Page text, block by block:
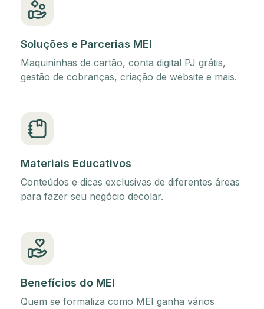
Soluções e Parcerias MEI
Maquininhas de cartão, conta digital PJ grátis,
gestão de cobranças, criação de website e mais.
Materiais Educativos
Conteúdos e dicas exclusivas de diferentes áreas
para fazer seu negócio decolar.
Benefícios do MEI
Quem se formaliza como MEI ganha vários